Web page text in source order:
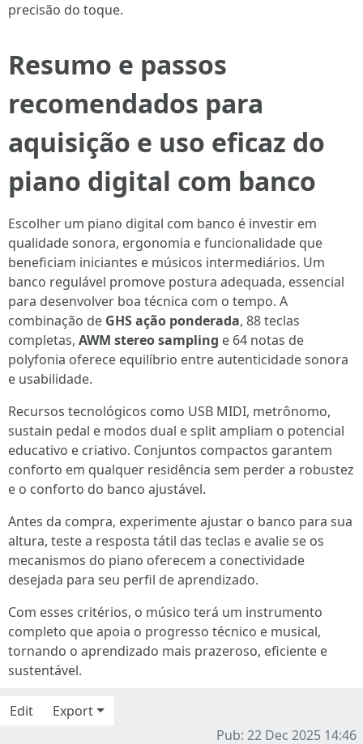
precisão do toque.
Resumo e passos
recomendados para
aquisição e uso eficaz do
piano digital com banco
Escolher um piano digital com banco é investir em
qualidade sonora, ergonomia e funcionalidade que
beneficiam iniciantes e músicos intermediários. Um
banco regulável promove postura adequada, essencial
para desenvolver boa técnica com o tempo. A
combinação de GHS ação ponderada, 88 teclas
completas, AWM stereo sampling e 64 notas de
polyfonia oferece equilíbrio entre autenticidade sonora
e usabilidade.
Recursos tecnológicos como USB MIDI, metrônomo,
sustain pedal e modos dual e split ampliam o potencial
educativo e criativo. Conjuntos compactos garantem
conforto em qualquer residência sem perder a robustez
e o conforto do banco ajustável.
Antes da compra, experimente ajustar o banco para sua
altura, teste a resposta tátil das teclas e avalie se os
mecanismos do piano oferecem a conectividade
desejada para seu perfil de aprendizado.
Com esses critérios, o músico terá um instrumento
completo que apoia o progresso técnico e musical,
tornando o aprendizado mais prazeroso, eficiente e
sustentável.
Edit
Export
Pub: 22 Dec 2025 14:46